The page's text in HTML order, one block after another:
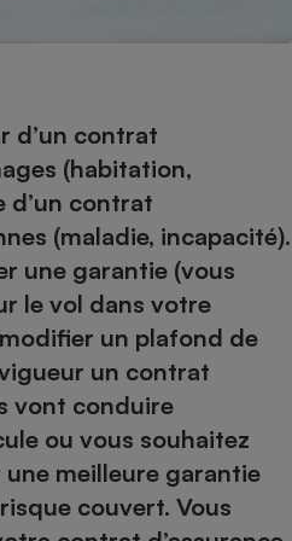
d’un contrat
(habitation,
d’un contrat
(maladie, incapacité).
une garantie (vous
le vol dans votre
un plafond de
un contrat
vont conduire
ou vous souhaitez
meilleure garantie
couvert. Vous
Supermarché - Drive
Mutuelle
Moto
Comparateur auto
Supermarché - Drive
Comparatif
Comparatif plaque à
Comparatif hotte
Comparatif climatiseur
Comparatif aspirateur
Comparatif aspirateur
Comparatif cafetière
Comparatif robot cuiseur
Comparatif centrale
Électricité - Gaz
Comparatif casque audio
Comparatif barre de son
Comparatif imprimante
Comparatif ordinateur
Comparatif ultrabook
Comparatif tablette
Image et son
Informatique
Internet
Comparatif tondeuse
Comparatif poêle à
Comparatif radiateur
Aménagement
Bricolage - Jardinage
Chauffage
Produit d'entretien
Sécurité domestique
Hygiène - Beauté
Maladie - Médecine -
Système de santé -
Retraite
emprunteur
- Testez le débit de votre
Internet